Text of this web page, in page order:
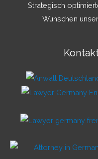
Strategisch
Wünschen